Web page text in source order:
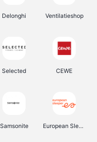
Delonghi Ventilatieshop
Selected CEWE
Samsonite European Sleeper